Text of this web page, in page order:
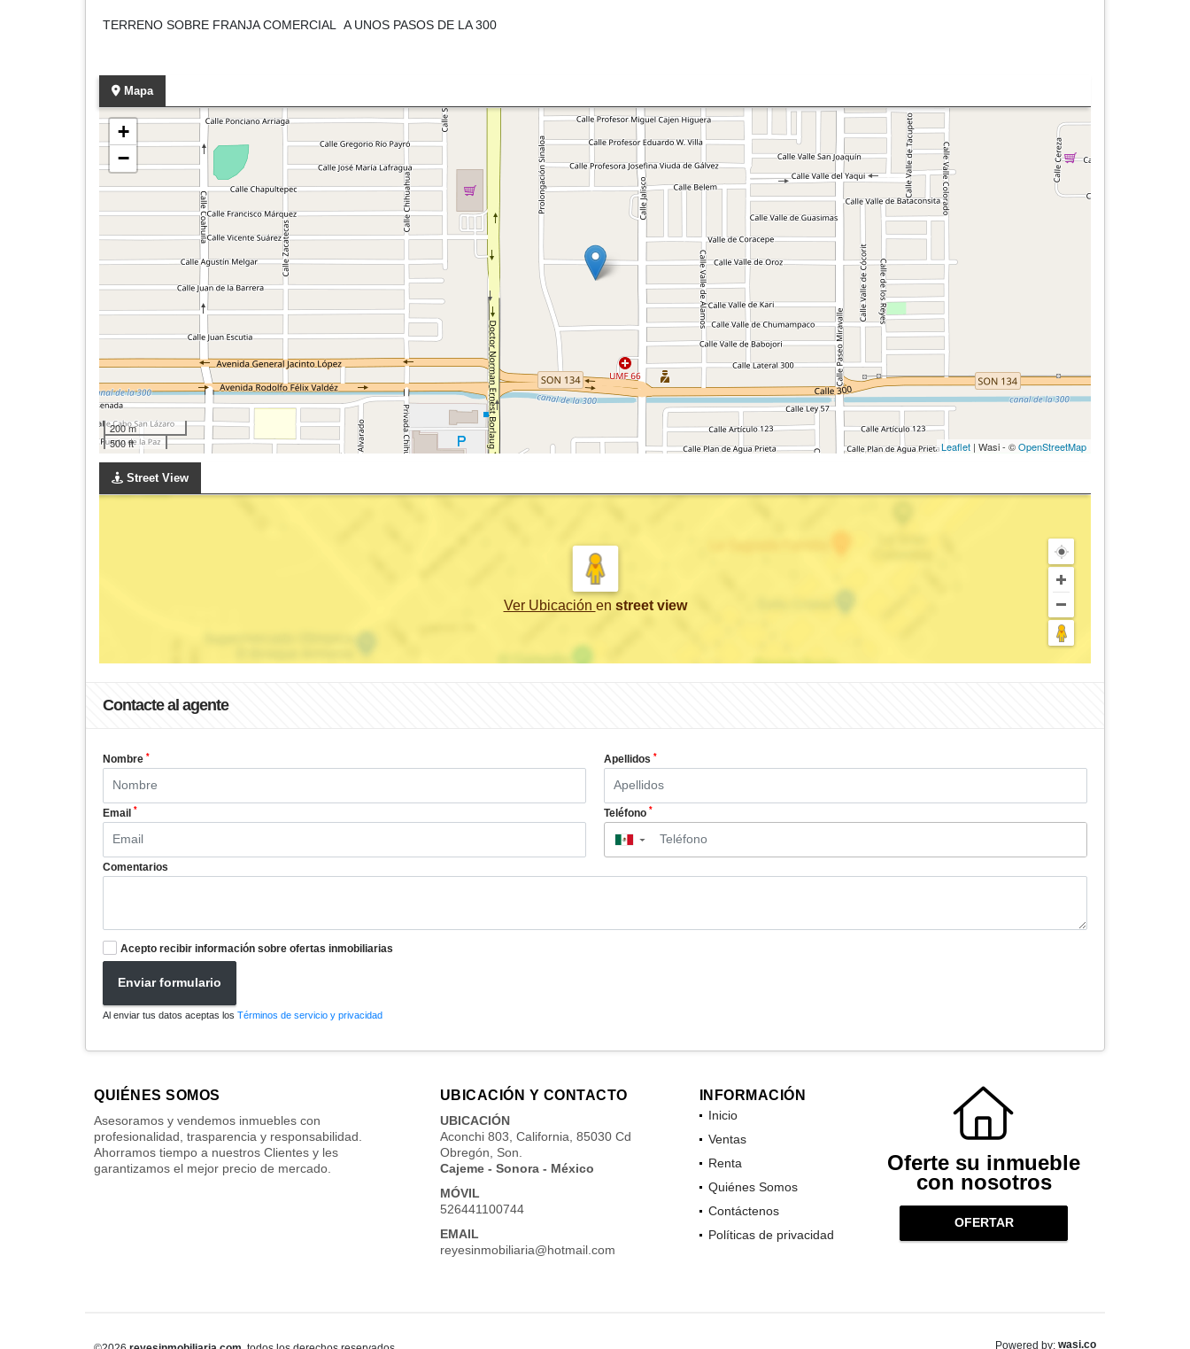
TERRENO SOBRE FRANJA COMERCIAL A UNOS PASOS DE LA 300
Mapa
+
−
200 m
500 ft
Leaflet | Wasi - ©OpenStreetMap
Street View
Ver Ubicación en street view
Contacte al agente
Nombre * Apellidos *
Email * Teléfono *
▼
Comentarios
Acepto recibir información sobre ofertas inmobiliarias
Enviar formulario
Al enviar tus datos aceptas los Términos de servicio y privacidad
QUIÉNES SOMOS
Asesoramos y vendemos inmuebles con
profesionalidad, trasparencia y responsabilidad.
Ahorramos tiempo a nuestros Clientes y les
garantizamos el mejor precio de mercado.
UBICACIÓN Y CONTACTO
UBICACIÓN
Aconchi 803, California, 85030 Cd
Obregón, Son.
Cajeme - Sonora - México
MÓVIL
526441100744
EMAIL
reyesinmobiliaria@hotmail.com
INFORMACIÓN
Inicio
Ventas
Renta
Quiénes Somos
Contáctenos
Políticas de privacidad
Oferte su inmueble
con nosotros
OFERTAR
Powered by: wasi.co